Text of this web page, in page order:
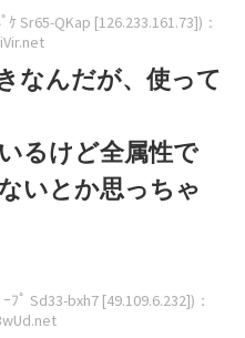
ｹ Sr65-QKap [126.233.161.73]) ：
なんだが、使って
るけど全属性で
いとか思っちゃ
ｰﾌﾟ Sd33-bxh7 [49.109.6.232]) ：